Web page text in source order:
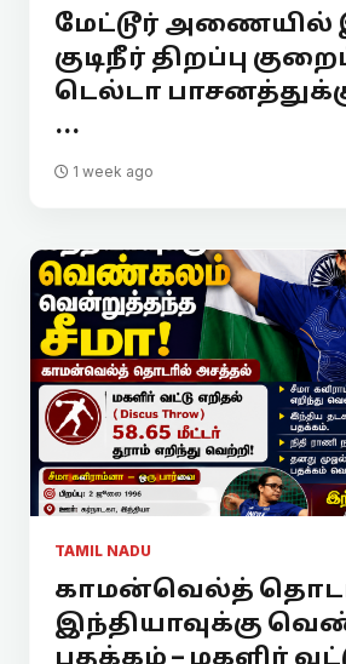
மேட்டூர் அணையில்
குடிநீர் திறப்பு
டெல்டா பாசனத்துக்கு
...
1 week ago
TAMIL NADU
காமன்வெல்த்
இந்தியாவுக்கு
பதக்கம் – மகளிர்